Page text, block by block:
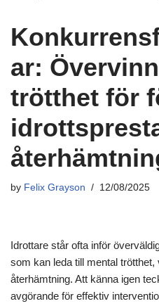
ar:
trötthet för
by Felix Grayson 12/08/2025
Idrottare står ofta inför
som kan leda till mental
återhämtning. Att känna igen
avgörande för effektiv